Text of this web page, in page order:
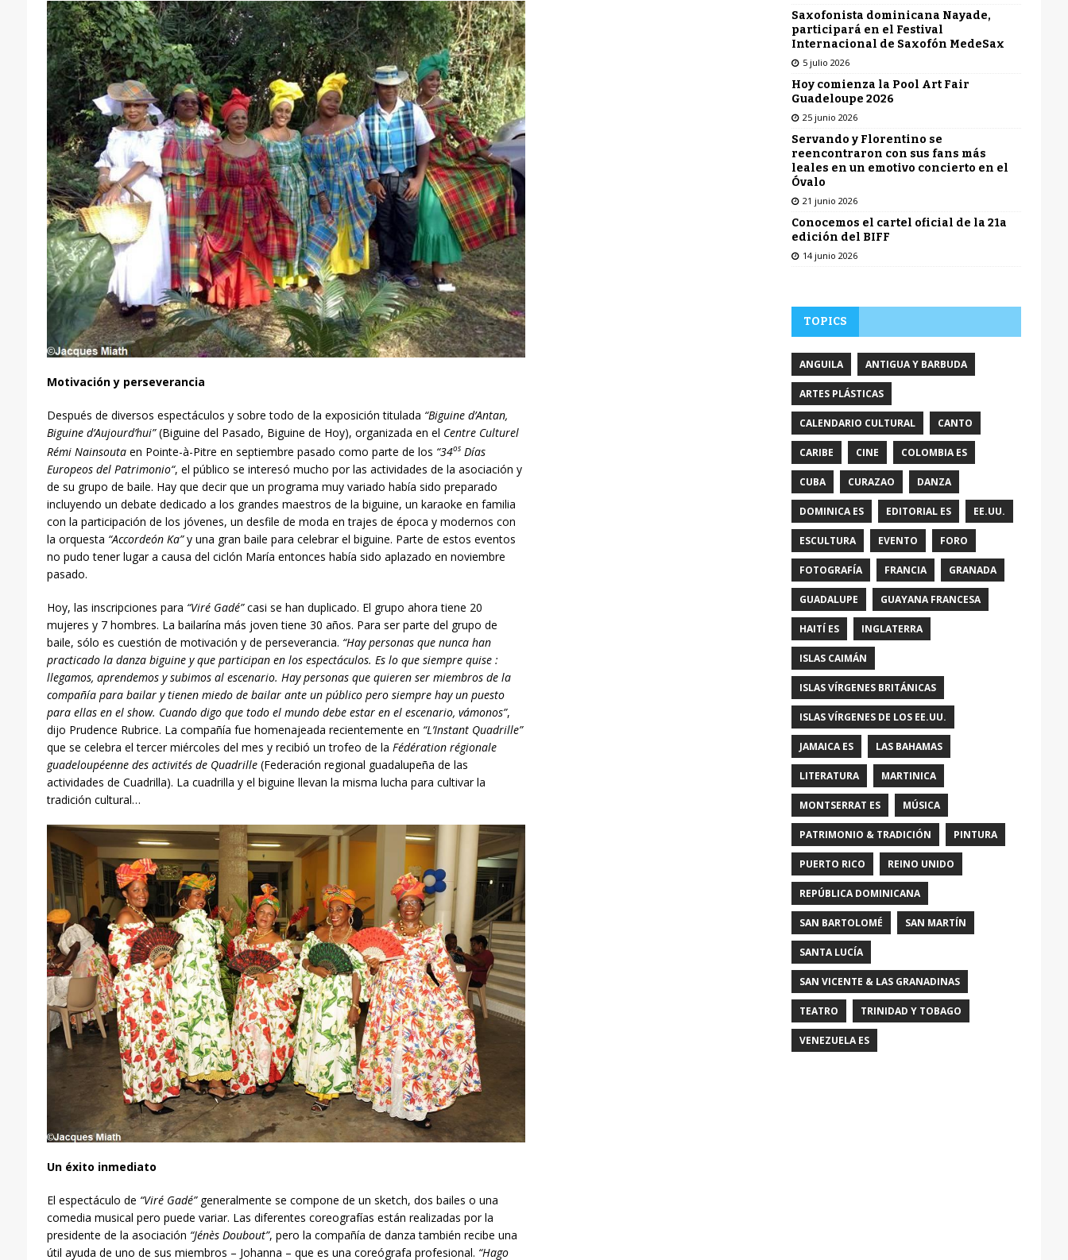
Motivación y perseverancia
Después de diversos espectáculos y sobre todo de la exposición titulada “Biguine d’Antan,
Biguine d’Aujourd’hui”(Biguine del Pasado, Biguine de Hoy), organizada en el Centre Culturel
Rémi Nainsoutaen Pointe-à-Pitre en septiembre pasado como parte de los “34osDías
Europeos del Patrimonio“, el público se interesó mucho por las actividades de la asociación y
de su grupo de baile. Hay que decir que un programa muy variado había sido preparado
incluyendo un debate dedicado a los grandes maestros de la biguine, un karaoke en familia
con la participación de los jóvenes, un desfile de moda en trajes de época y modernos con
la orquesta “Accordeón Ka”y una gran baile para celebrar el biguine. Parte de estos eventos
no pudo tener lugar a causa del ciclón María entonces había sido aplazado en noviembre
pasado.
Hoy, las inscripciones para “Viré Gadé”casi se han duplicado. El grupo ahora tiene 20
mujeres y 7 hombres. La bailarína más joven tiene 30 años. Para ser parte del grupo de
baile, sólo es cuestión de motivación y de perseverancia. “Hay personas que nunca han
practicado la danza biguine y que participan en los espectáculos. Es lo que siempre quise :
llegamos, aprendemos y subimos al escenario. Hay personas que quieren ser miembros de la
compañía para bailar y tienen miedo de bailar ante un público pero siempre hay un puesto
para ellas en el show. Cuando digo que todo el mundo debe estar en el escenario, vámonos”,
dijo Prudence Rubrice. La compañía fue homenajeada recientemente en “L’Instant Quadrille”
que se celebra el tercer miércoles del mes y recibió un trofeo de la Fédération régionale
guadeloupéenne des activités de Quadrille(Federación regional guadalupeña de las
actividades de Cuadrilla). La cuadrilla y el biguine llevan la misma lucha para cultivar la
tradición cultural…
Un éxito inmediato
El espectáculo de “Viré Gadé” generalmente se compone de un sketch, dos bailes o una
comedia musical pero puede variar. Las diferentes coreografías están realizadas por la
presidente de la asociación “Jénès Doubout”, pero la compañía de danza también recibe una
útil ayuda de uno de sus miembros – Johanna – que es una coreógrafa profesional. “Hago
Saxofonista dominicana Nayade,
participará en el Festival
Internacional de Saxofón MedeSax
5 julio 2026
Hoy comienza la Pool Art Fair
Guadeloupe 2026
25 junio 2026
Servando y Florentino se
reencontraron con sus fans más
leales en un emotivo concierto en el
Óvalo
21 junio 2026
Conocemos el cartel oficial de la 21a
edición del BIFF
14 junio 2026
TOPICS
ANGUILA ANTIGUA Y BARBUDA
ARTES PLÁSTICAS
CALENDARIO CULTURAL CANTO
CARIBE CINE COLOMBIA ES
CUBA CURAZAO DANZA
DOMINICA ES EDITORIAL ES EE.UU.
ESCULTURA EVENTO FORO
FOTOGRAFÍA FRANCIA GRANADA
GUADALUPE GUAYANA FRANCESA
HAITÍ ES INGLATERRA
ISLAS CAIMÁN
ISLAS VÍRGENES BRITÁNICAS
ISLAS VÍRGENES DE LOS EE.UU.
JAMAICA ES LAS BAHAMAS
LITERATURA MARTINICA
MONTSERRAT ES MÚSICA
PATRIMONIO & TRADICIÓN PINTURA
PUERTO RICO REINO UNIDO
REPÚBLICA DOMINICANA
SAN BARTOLOMÉ SAN MARTÍN
SANTA LUCÍA
SAN VICENTE & LAS GRANADINAS
TEATRO TRINIDAD Y TOBAGO
VENEZUELA ES